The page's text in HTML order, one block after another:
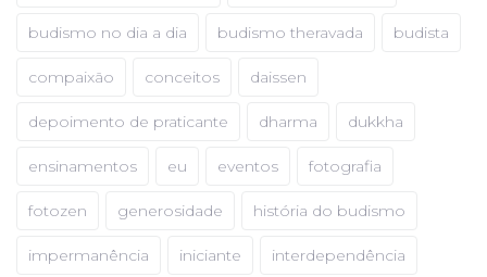
budismo no dia a dia budismo theravada budista
compaixão conceitos daissen
depoimento de praticante dharma dukkha
ensinamentos eu eventos fotografia
fotozen generosidade história do budismo
impermanência iniciante interdependência